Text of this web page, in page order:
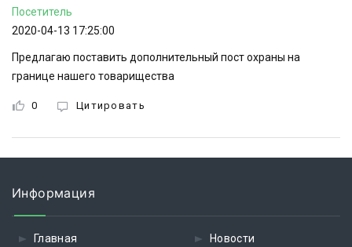
Посетитель
2020-04-13 17:25:00
Предлагаю поставить дополнительный пост охраны на
границе нашего товарищества
0 Цитировать
Информация
Главная Новости